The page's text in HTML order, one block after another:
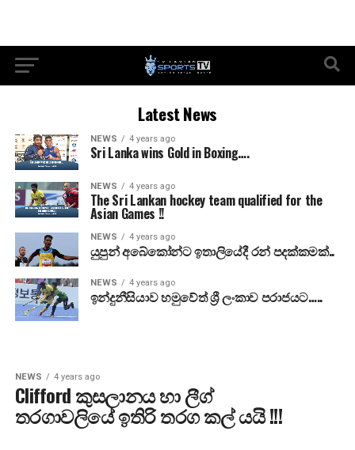
Latest News
NEWS 4 years ago
Sri Lanka wins Gold in Boxing….
NEWS 4 years ago
The Sri Lankan hockey team qualified for the
Asian Games !!
NEWS 4 years ago
යුපුන් අබේකෝන්ට ඉතාලියේදී රන් පදක්කමක්..
NEWS 4 years ago
ඉන්දුනීසියාව හමුවේත් ශ්‍රී ලංකාව පරාජයට…..
NEWS 4 years ago
Clifford කුසලානය හා ලීග්
තරගාවලියේ ඉතිරි තරග කල් යයි !!!